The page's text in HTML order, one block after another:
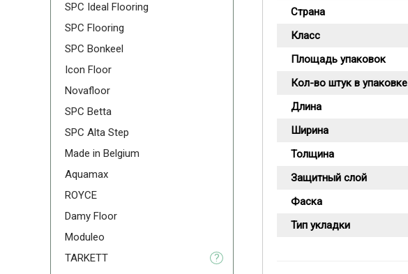
Страна
Класс
Площадь упаковок
Кол-во штук в упаковке
Длина
Ширина
Толщина
Защитный слой
Фаска
Тип укладки
SPC Ideal Flooring
SPC Flooring
SPC Bonkeel
Icon Floor
Novafloor
SPC Betta
SPC Alta Step
Made in Belgium
Aquamax
ROYCE
Damy Floor
Moduleo
TARKETT
?